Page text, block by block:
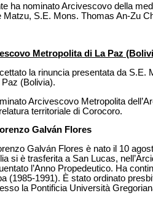
ha nominato Arcivescovo della
Matzu, S.E. Mons. Thomas An-Zu
Metropolita di La Paz
la rinuncia presentata da
Paz (Bolivia).
Arcivescovo Metropolita
territoriale di Corocoro.
Galván Flores
Galván Flores è nato il 10
si è trasferita a San Lucas,
l’Anno Propedeutico. Ha
(1985-1991). È stato ordinato
la Pontificia Università